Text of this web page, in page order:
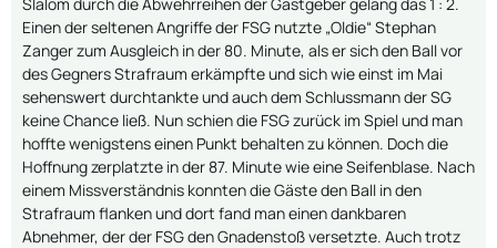
Slalom durch die Abwehrreihen der Gastgeber gelang das 1 : 2.
Einen der seltenen Angriffe der FSG nutzte „Oldie“ Stephan
Zanger zum Ausgleich in der 80. Minute, als er sich den Ball vor
des Gegners Strafraum erkämpfte und sich wie einst im Mai
sehenswert durchtankte und auch dem Schlussmann der SG
keine Chance ließ. Nun schien die FSG zurück im Spiel und man
hoffte wenigstens einen Punkt behalten zu können. Doch die
Hoffnung zerplatzte in der 87. Minute wie eine Seifenblase. Nach
einem Missverständnis konnten die Gäste den Ball in den
Strafraum flanken und dort fand man einen dankbaren
Abnehmer, der der FSG den Gnadenstoß versetzte. Auch trotz